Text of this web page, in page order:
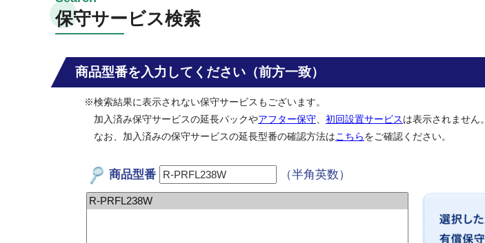
保守サービス検索
商品型番を入力してください（前方一致）
※検索結果に表示されない保守サービスもございます。
加入済み保守サービスの延長パックやアフター保守 初回設置サービスは表示されません。
なお、加入済みの保守サービスの延長型番の確認方法はこちらをご確認ください。
商品型番 （半角英数）